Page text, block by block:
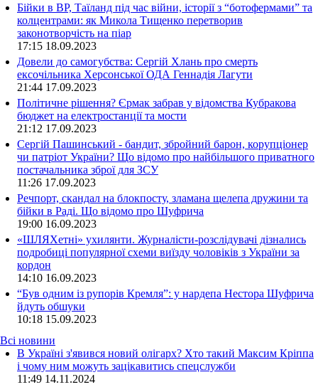
Бійки в ВР, Таїланд під час війни, історії з “ботофермами” та
колцентрами: як Микола Тищенко перетворив
законотворчість на піар
17:15 18.09.2023
Довели до самогубства: Сергій Хлань про смерть
ексочільника Херсонської ОДА Геннадія Лагути
21:44 17.09.2023
Політичне рішення? Єрмак забрав у відомства Кубракова
бюджет на електростанції та мости
21:12 17.09.2023
Сергій Пашинський - бандит, збройний барон, корупціонер
чи патріот України? Що відомо про найбільшого приватного
постачальника зброї для ЗСУ
11:26 17.09.2023
Речпорт, скандал на блокпосту, зламана щелепа дружини та
бійки в Раді. Що відомо про Шуфрича
19:00 16.09.2023
«ШЛЯХетні» ухилянти. Журналісти-розслідувачі дізнались
подробиці популярної схеми виїзду чоловіків з України за
кордон
14:10 16.09.2023
“Був одним із рупорів Кремля”: у нардепа Нестора Шуфрича
йдуть обшуки
10:18 15.09.2023
Всі новини
В Україні з'явився новий олігарх? Хто такий Максим Кріппа
і чому ним можуть зацікавитись спецслужби
11:49 14.11.2024